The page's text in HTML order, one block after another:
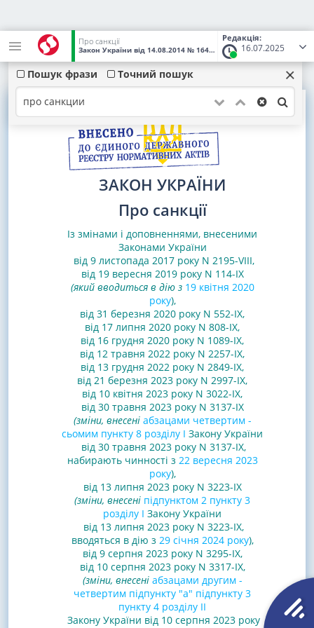
Редакція:
16.07.2025
Про санкції
Закон України від 14.08.2014 № 1644-VII (Статус:Чинний)
Пошук фрази Точний пошук
ЗАКОН УКРАЇНИ
Про санкції
Із змінами і доповненнями, внесеними
Законами України
від 9 листопада 2017 року N 2195-VIII,
від 19 вересня 2019 року N 114-IX
(який вводиться в дію з 19 квітня 2020
року),
від 31 березня 2020 року N 552-IX,
від 17 липня 2020 року N 808-IX,
від 16 грудня 2020 року N 1089-IX,
від 12 травня 2022 року N 2257-IX,
від 13 грудня 2022 року N 2849-IX,
від 21 березня 2023 року N 2997-IX,
від 10 квітня 2023 року N 3022-IX,
від 30 травня 2023 року N 3137-IX
(зміни, внесені абзацами четвертим -
сьомим пункту 8 розділу I Закону України
від 30 травня 2023 року N 3137-IX,
набирають чинності з 22 вересня 2023
року),
від 13 липня 2023 року N 3223-IX
(зміни, внесені підпунктом 2 пункту 3
розділу І Закону України
від 13 липня 2023 року N 3223-IX,
вводяться в дію з 29 січня 2024 року),
від 9 серпня 2023 року N 3295-IX,
від 10 серпня 2023 року N 3317-IX,
(зміни, внесені абзацами другим -
четвертим підпункту "а" підпункту 3
пункту 4 розділу II
Закону України від 10 серпня 2023 року